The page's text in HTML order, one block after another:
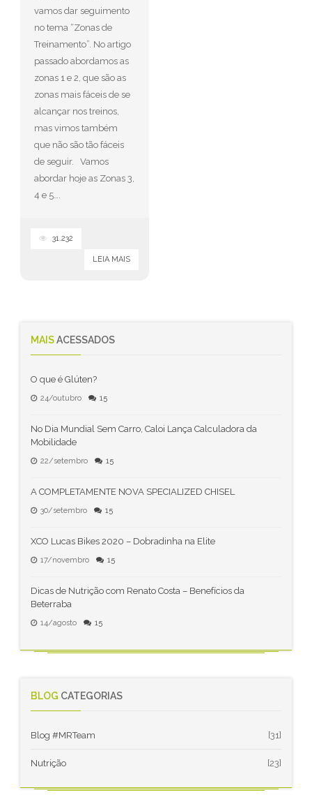
vamos dar seguimento
no tema “Zonas de
Treinamento”. No artigo
passado abordamos as
zonas 1 e 2, que são as
zonas mais fáceis de se
alcançar nos treinos,
mas vimos também
que não são tão fáceis
de seguir. Vamos
abordar hoje as Zonas 3,
4 e 5….
31.232
LEIA MAIS
MAISACESSADOS
O que é Glúten?
24/outubro 15
No Dia Mundial Sem Carro, Caloi Lança Calculadora da
Mobilidade
22/setembro 15
A COMPLETAMENTE NOVA SPECIALIZED CHISEL
30/setembro 15
XCO Lucas Bikes 2020 – Dobradinha na Elite
17/novembro 15
Dicas de Nutrição com Renato Costa – Benefícios da
Beterraba
14/agosto 15
BLOG CATEGORIAS
Blog #MRTeam [31]
Nutrição [23]